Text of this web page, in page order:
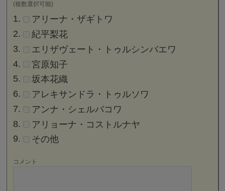
(複数選択可能)
アリーナ・ザギトワ
紀平梨花
エリザヴェート・トゥルシンバエワ
宮原知子
坂本花織
アレキサンドラ・トゥルソワ
アンナ・シェルバコワ
アリョーナ・コストルナヤ
その他
コメント